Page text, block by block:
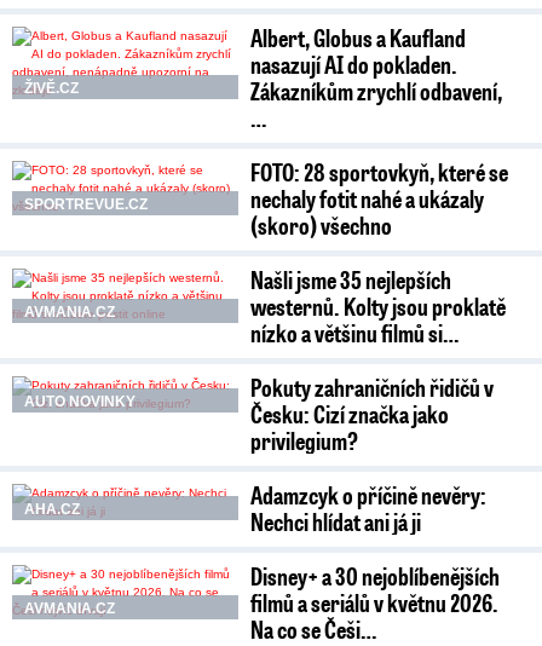
ŽIVĚ.CZ
Albert, Globus a Kaufland
nasazují AI do pokladen.
Zákazníkům zrychlí odbavení,
…
SPORTREVUE.CZ
FOTO: 28 sportovkyň, které se
nechaly fotit nahé a ukázaly
(skoro) všechno
AVMANIA.CZ
Našli jsme 35 nejlepších
westernů. Kolty jsou proklatě
nízko a většinu filmů si…
AUTO NOVINKY
Pokuty zahraničních řidičů v
Česku: Cizí značka jako
privilegium?
AHA.CZ
Adamzcyk o příčině nevěry:
Nechci hlídat ani já ji
AVMANIA.CZ
Disney+ a 30 nejoblíbenějších
filmů a seriálů v květnu 2026.
Na co se Češi…